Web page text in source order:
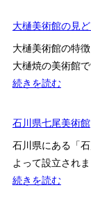
ア
ク
セ
ス
箔
工
芸
館
展
料
金・
ア
生
星
記
念
大樋美術館の見
大樋美術館の特
大樋焼の美術館
続きを読む:
樋
術
館
の
石川県七尾美術館
石川県にある「
よって設立され
続きを読む: